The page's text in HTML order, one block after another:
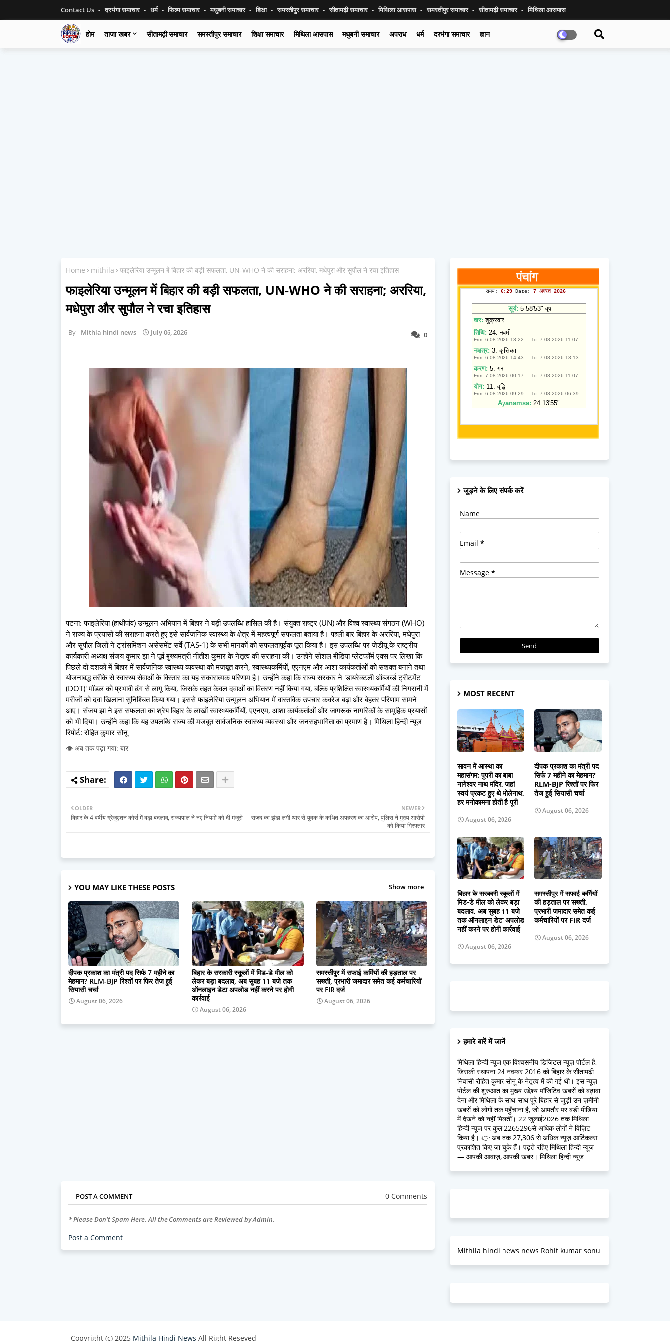
Contact Us दरभंगा समाचार धर्म फिल्म समाचार मधुबनी समाचार शिक्षा समस्तीपुर समाचार सीतामढ़ी समाचार मिथिला आसपास समस्तीपुर समाचार सीतामढ़ी समाचार मिथिला आसपास
होम ताजा खबर सीतामढ़ी समाचार समस्तीपुर समाचार शिक्षा समाचार मिथिला आसपास मधुबनी समाचार अपराध धर्म दरभंगा समाचार ज्ञान
Home mithila फाइलेरिया उन्मूलन में बिहार की बड़ी सफलता, UN-WHO ने की सराहना; अररिया, मधेपुरा और सुपौल ने रचा इतिहास
फाइलेरिया उन्मूलन में बिहार की बड़ी सफलता, UN-WHO ने की सराहना; अररिया,
मधेपुरा और सुपौल ने रचा इतिहास
0
Mithla hindi news July 06, 2026
पटना: फाइलेरिया (हाथीपांव) उन्मूलन अभियान में बिहार ने बड़ी उपलब्धि हासिल की है। संयुक्त राष्ट्र (UN) और विश्व स्वास्थ्य संगठन (WHO)
ने राज्य के प्रयासों की सराहना करते हुए इसे सार्वजनिक स्वास्थ्य के क्षेत्र में महत्वपूर्ण सफलता बताया है। पहली बार बिहार के अररिया, मधेपुरा
और सुपौल जिलों ने ट्रांसमिशन असेसमेंट सर्वे (TAS-1) के सभी मानकों को सफलतापूर्वक पूरा किया है। इस उपलब्धि पर जेडीयू के राष्ट्रीय
कार्यकारी अध्यक्ष संजय कुमार झा ने पूर्व मुख्यमंत्री नीतीश कुमार के नेतृत्व की सराहना की। उन्होंने सोशल मीडिया प्लेटफॉर्म एक्स पर लिखा कि
पिछले दो दशकों में बिहार में सार्वजनिक स्वास्थ्य व्यवस्था को मजबूत करने, स्वास्थ्यकर्मियों, एएनएम और आशा कार्यकर्ताओं को सशक्त बनाने तथा
योजनाबद्ध तरीके से स्वास्थ्य सेवाओं के विस्तार का यह सकारात्मक परिणाम है। उन्होंने कहा कि राज्य सरकार ने 'डायरेक्टली ऑब्जर्व्ड ट्रीटमेंट
(DOT)' मॉडल को प्रभावी ढंग से लागू किया, जिसके तहत केवल दवाओं का वितरण नहीं किया गया, बल्कि प्रशिक्षित स्वास्थ्यकर्मियों की निगरानी में
मरीजों को दवा खिलाना सुनिश्चित किया गया। इससे फाइलेरिया उन्मूलन अभियान में वास्तविक उपचार कवरेज बढ़ा और बेहतर परिणाम सामने
आए। संजय झा ने इस सफलता का श्रेय बिहार के लाखों स्वास्थ्यकर्मियों, एएनएम, आशा कार्यकर्ताओं और जागरूक नागरिकों के सामूहिक प्रयासों
को भी दिया। उन्होंने कहा कि यह उपलब्धि राज्य की मजबूत सार्वजनिक स्वास्थ्य व्यवस्था और जनसहभागिता का प्रमाण है। मिथिला हिन्दी न्यूज
रिपोर्ट: रोहित कुमार सोनू
👁️ अब तक पढ़ा गया: बार
NEWER
राजद का झंडा लगी थार से युवक के कथित अपहरण का आरोप, पुलिस ने मुख्य आरोपी
को किया गिरफ्तार
OLDER
बिहार के 4 वर्षीय ग्रेजुएशन कोर्स में बड़ा बदलाव, राज्यपाल ने नए नियमों को दी मंजूरी
YOU MAY LIKE THESE POSTS Show more
दीपक प्रकाश का मंत्री पद सिर्फ 7 महीने का
मेहमान? RLM-BJP रिश्तों पर फिर तेज हुई
सियासी चर्चा
August 06, 2026
बिहार के सरकारी स्कूलों में मिड-डे मील को
लेकर बड़ा बदलाव, अब सुबह 11 बजे तक
ऑनलाइन डेटा अपलोड नहीं करने पर होगी
कार्रवाई
August 06, 2026
समस्तीपुर में सफाई कर्मियों की हड़ताल पर
सख्ती, प्रभारी जमादार समेत कई कर्मचारियों
पर FIR दर्ज
August 06, 2026
POST A COMMENT 0 Comments
* Please Don't Spam Here. All the Comments are Reviewed by Admin.
Post a Comment
जुड़ने के लिए संपर्क करें
Name
Email *
Message *
MOST RECENT
सावन में आस्था का
महासंगम: पुपरी का बाबा
नागेश्वर नाथ मंदिर, जहां
स्वयं प्रकट हुए थे भोलेनाथ,
हर मनोकामना होती है पूरी
August 06, 2026
दीपक प्रकाश का मंत्री पद
सिर्फ 7 महीने का मेहमान?
RLM-BJP रिश्तों पर फिर
तेज हुई सियासी चर्चा
August 06, 2026
बिहार के सरकारी स्कूलों में
मिड-डे मील को लेकर बड़ा
बदलाव, अब सुबह 11 बजे
तक ऑनलाइन डेटा अपलोड
नहीं करने पर होगी कार्रवाई
August 06, 2026
समस्तीपुर में सफाई कर्मियों
की हड़ताल पर सख्ती,
प्रभारी जमादार समेत कई
कर्मचारियों पर FIR दर्ज
August 06, 2026
हमारे बारें में जानें
मिथिला हिन्दी न्यूज एक विश्वसनीय डिजिटल न्यूज़ पोर्टल है,
जिसकी स्थापना 24 नवम्बर 2016 को बिहार के सीतामढ़ी
निवासी रोहित कुमार सोनू के नेतृत्व में की गई थी। इस न्यूज़
पोर्टल की शुरुआत का मुख्य उद्देश्य पॉजिटिव खबरों को बढ़ावा
देना और मिथिला के साथ-साथ पूरे बिहार से जुड़ी उन ज़मीनी
खबरों को लोगों तक पहुँचाना है, जो आमतौर पर बड़ी मीडिया
में देखने को नहीं मिलतीं। 22 जुलाई2026 तक मिथिला
हिन्दी न्यूज पर कुल 2265296से अधिक लोगों ने विज़िट
किया है। 👉 अब तक 27,306 से अधिक न्यूज़ आर्टिकल्स
प्रकाशित किए जा चुके हैं। पढ़ते रहिए मिथिला हिन्दी न्यूज
— आपकी आवाज़, आपकी खबर। मिथिला हिन्दी न्यूज
Mithila hindi news news Rohit kumar sonu
Copyright (c) 2025 Mithila Hindi News All Right Reseved